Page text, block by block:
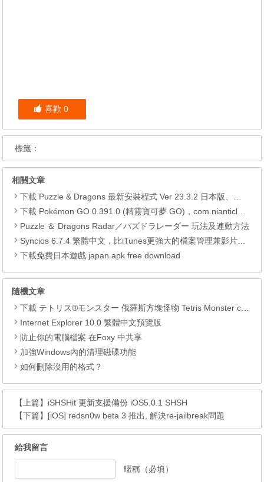
喜歡 0
標籤：
相關文章
下載 Puzzle & Dragons 最新安裝程式 Ver 23.3.2 日本版、港台版… (PAD Radar) (.apk) (.xapk)
下載 Pokémon GO 0.391.0 (精靈寶可夢 GO)，com.nianticlabs.pokemongo (.apk) (.xapk)
Puzzle ＆ Dragons Radar／パズドラレーダー 玩法及連動方法
Syncios 6.7.4 繁體中文，比iTunes更強大的檔案管理兼影片轉檔工具
下載免費日本遊戲 japan apk free download
隨機文章
下載 テトリス®モンスター 俄羅斯方塊怪物 Tetris Monster com.ea.game.tetrismonsters_row APK
Internet Explorer 10.0 繁體中文預覽版
防止你的電腦檔案 在Foxy 中共享
加強Windows內的清理磁碟功能
如何刪除沒用的格式？
【上篇】 iSHSHit 更新支援備份 iOS5.0.1 SHSH
【下篇】 [iOS] redsn0w beta 3 推出, 解決re-jailbreak問題
給我留言
暱稱（必填）